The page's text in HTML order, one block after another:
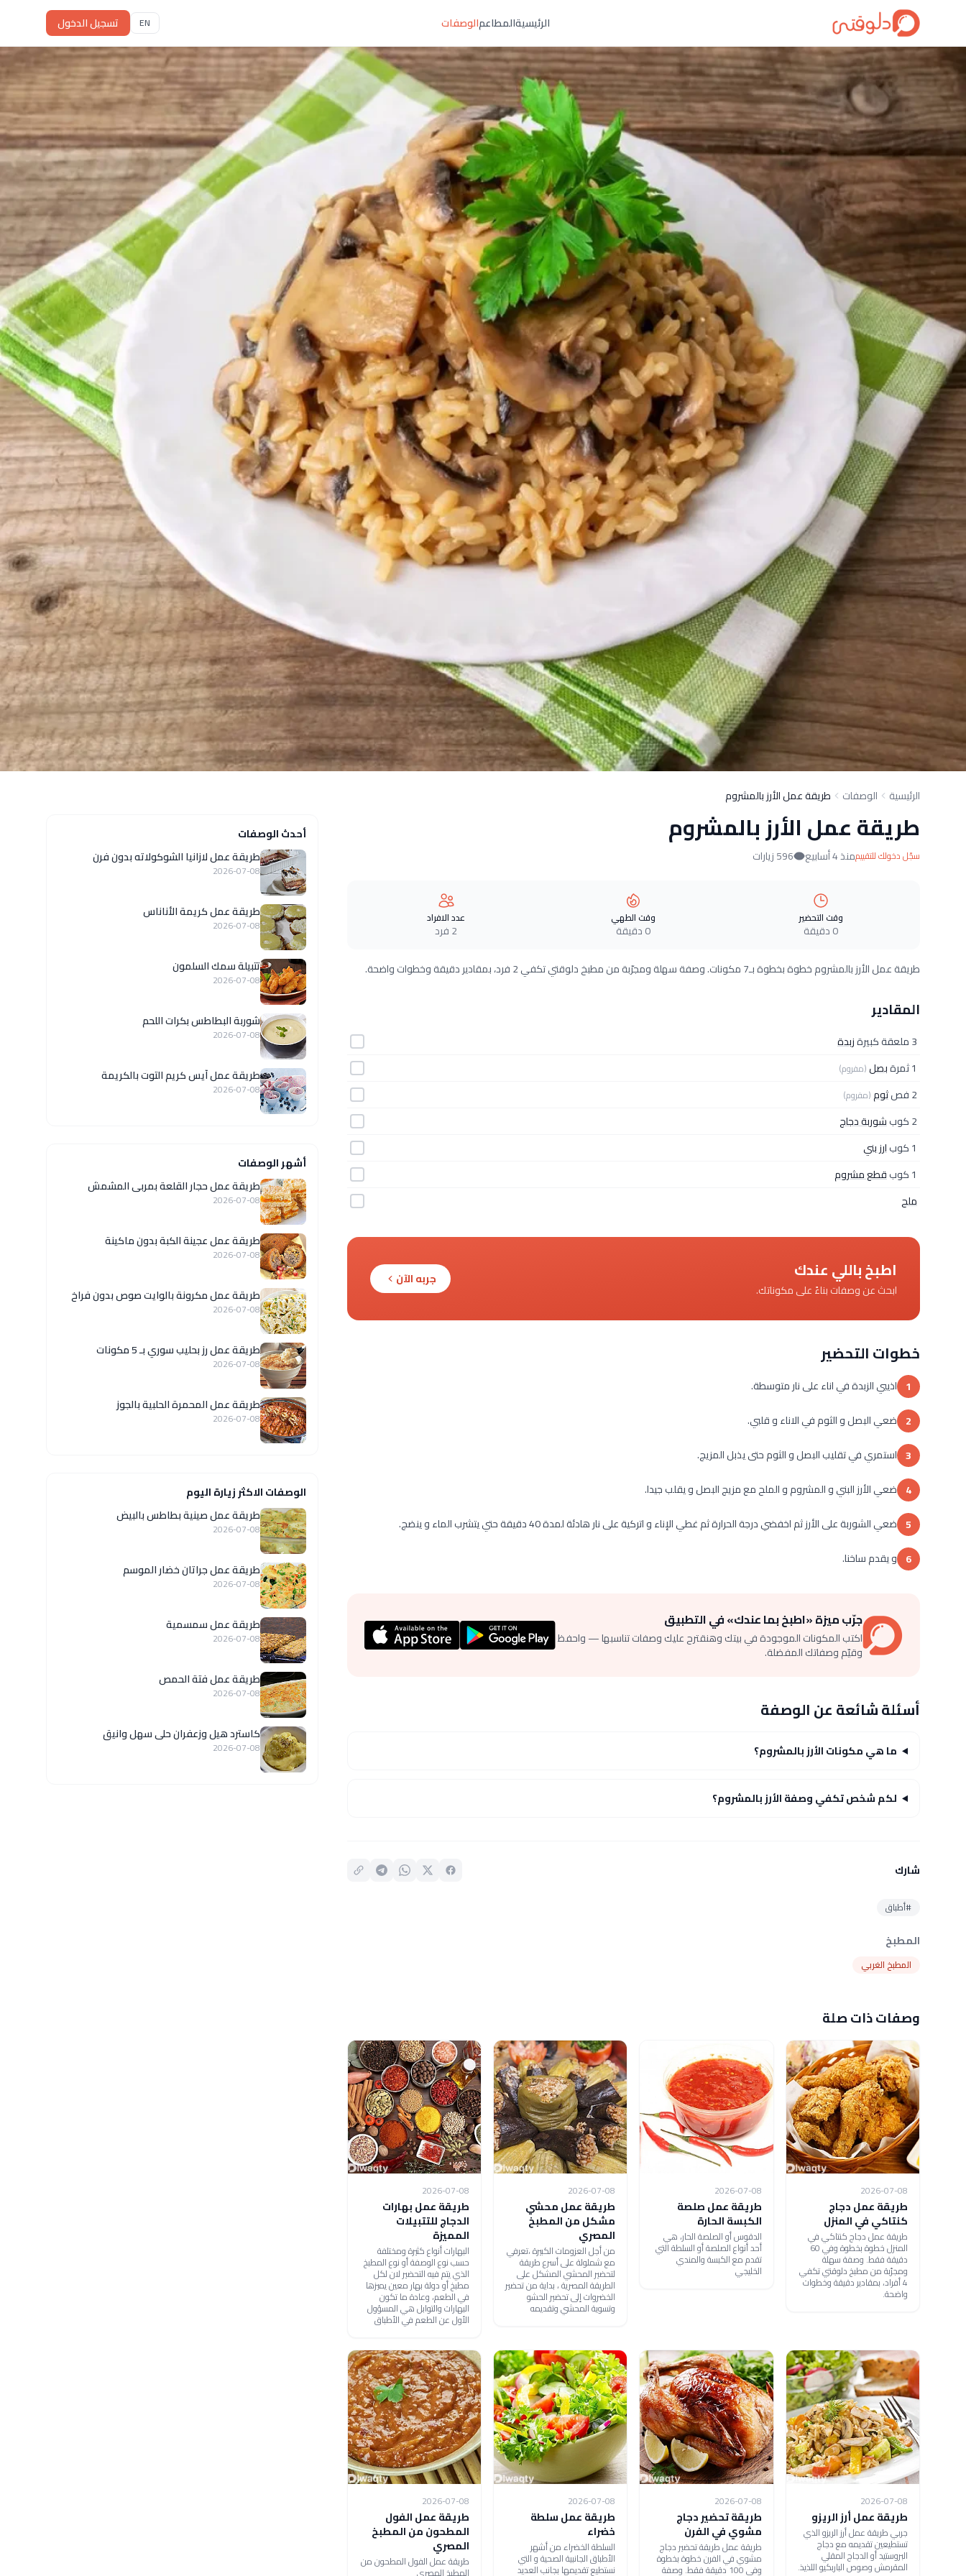
الرئيسيةالمطاعمالوصفات EN تسجيل الدخول
الرئيسية الوصفات طريقة عمل الأرز بالمشروم
طريقة عمل الأرز بالمشروم
سجّل دخولك للتقييممنذ 4 أسابيع 596 زيارات
وقت التحضير
0 دقيقة
وقت الطهي
0 دقيقة
عدد الافراد
2 فرد
طريقة عمل الأرز بالمشروم خطوة بخطوة بـ7 مكونات. وصفة سهلة ومجرّبة من مطبخ دلوقتي تكفي 2 فرد، بمقادير دقيقة وخطوات واضحة.
المقادير
3 ملعقة كبيرة
زبدة
1 ثمرة
بصل(مفروم)
2 فص ثوم(مفروم)
2 كوب
شوربة دجاج
1 كوب
ارز بني
1 كوب
قطع مشروم
ملح
اطبخ باللي عندك
ابحث عن وصفات بناءً على مكوناتك.
جربه الآن
خطوات التحضير
1 اذيبي الزبدة في اناء على نار متوسطة.
2 ضعي البصل و الثوم في الاناء و قلبي.
3 استمري في تقليب البصل و الثوم حتى يذبل المزيج.
4 ضعي الأرز البني و المشروم و الملح مع مزيج البصل و يقلب جيدا.
5 ضعي الشوربة على الأرز ثم اخفضي درجة الحرارة ثم غطي الإناء و اتركية على نار هادئة لمدة 40 دقيقة حتي يتشرب الماء و ينضج.
6 و يقدم ساخنا.
جرّب ميزة «اطبخ بما عندك» في التطبيق
اكتب المكونات الموجودة في بيتك وهنقترح عليك وصفات تناسبها — واحفظ
وقيّم وصفاتك المفضلة.
أسئلة شائعة عن الوصفة
ما هي مكونات الأرز بالمشروم؟
لكم شخص تكفي وصفة الأرز بالمشروم؟
شارك
#أطباق
المطبخ
المطبخ الغربي
وصفات ذات صلة
2026-07-08
طريقة عمل دجاج
كنتاكي في المنزل
طريقة عمل دجاج كنتاكي في
المنزل خطوة بخطوة وفي 60
دقيقة فقط. وصفة سهلة
ومجرّبة من مطبخ دلوقتي تكفي
4 أفراد، بمقادير دقيقة وخطوات
واضحة.
2026-07-08
طريقة عمل صلصة
الكبسة الحارة
الدقوس أو الصلصة الحار، هي
أحد أنواع الصلصة أو السلطة التي
تقدم مع الكبسة والمندي
الخليجي
2026-07-08
طريقة عمل محشي
مشكل من المطبخ
المصري
من أجل العزومات الكبيرة ،تعرفي
مع شملولة على أسرع طريقة
لتحضير المحشي المشكل على
الطريقة المصرية ، بداية من تحضير
الخضروات إلى تحضير الحشو
وتسوية المحشي وتقديمه
2026-07-08
طريقة عمل بهارات
الدجاج للتتبيلات
المميزة
البهارات أنواع كثيرة ومختلفة
حسب نوع الوصفة أو نوع المطبخ
الذي يتم فيه التحضير لان لكل
مطبخ أو دولة بهار معين يميزها
في الطعم، وعادة ما تكون
البهارات والتوابل هي المسؤول
الأول عن الطعم في الأطباق
2026-07-08
طريقة عمل أرز الريزو
جربي طريقة عمل أرز الريزو الذي
تستطيعين تقديمه مع دجاج
البروستيد أو الدجاج المقلي
المقرمش وصوص الباربكيو اللذيذ.
2026-07-08
طريقة تحضير دجاج
مشوي في الفرن
طريقة عمل طريقة تحضير دجاج
مشوي في الفرن خطوة بخطوة
وفي 100 دقيقة فقط. وصفة
2026-07-08
طريقة عمل سلطة
خضراء
السلطة الخضراء من أشهر
الأطباق الجانبية الصحية و التي
نستطيع تقديمها بجانب العديد
2026-07-08
طريقة عمل الفول
المطحون من المطبخ
المصري
طريقة عمل الفول المطحون من
المطبخ المصري
أحدث الوصفات
طريقة عمل لازانيا الشوكولاته بدون فرن
2026-07-08
طريقة عمل كريمة الأناناس
2026-07-08
تتبيلة سمك السلمون
2026-07-08
شوربة البطاطس بكرات اللحم
2026-07-08
طريقة عمل آيس كريم التوت بالكريمة
2026-07-08
أشهر الوصفات
طريقة عمل حجار القلعة بمربى المشمش
2026-07-08
طريقة عمل عجينة الكبة بدون ماكينة
2026-07-08
طريقة عمل مكرونة بالوايت صوص بدون فراخ
2026-07-08
طريقة عمل رز بحليب سوري بـ 5 مكونات
2026-07-08
طريقة عمل المحمرة الحلبية بالجوز
2026-07-08
الوصفات الاكثر زيارة اليوم
طريقة عمل صينية بطاطس بالبيض
2026-07-08
طريقة عمل جراتان خضار الموسم
2026-07-08
طريقة عمل سمسمية
2026-07-08
طريقة عمل فتة الحمص
2026-07-08
كاسترد هيل وزعفران حلى سهل وانيق
2026-07-08